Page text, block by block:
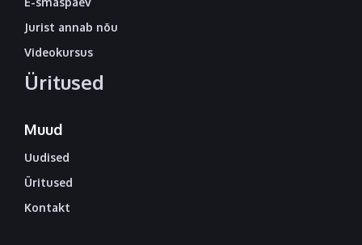
Jurist annab nõu
Videokursus
Üritused
Muud
Uudised
Üritused
Kontakt